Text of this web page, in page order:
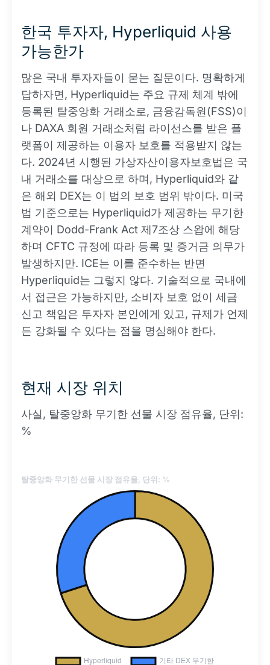
한국 투자자, Hyperliquid 사용
가능한가
많은 국내 투자자들이 묻는 질문이다. 명확하게
답하자면, Hyperliquid는 주요 규제 체계 밖에
등록된 탈중앙화 거래소로, 금융감독원(FSS)이
나 DAXA 회원 거래소처럼 라이선스를 받은 플
랫폼이 제공하는 이용자 보호를 적용받지 않는
다. 2024년 시행된 가상자산이용자보호법은 국
내 거래소를 대상으로 하며, Hyperliquid와 같
은 해외 DEX는 이 법의 보호 범위 밖이다. 미국
법 기준으로는 Hyperliquid가 제공하는 무기한
계약이 Dodd-Frank Act 제7조상 스왑에 해당
하며 CFTC 규정에 따라 등록 및 증거금 의무가
발생하지만. ICE는 이를 준수하는 반면
Hyperliquid는 그렇지 않다. 기술적으로 국내에
서 접근은 가능하지만, 소비자 보호 없이 세금
신고 책임은 투자자 본인에게 있고, 규제가 언제
든 강화될 수 있다는 점을 명심해야 한다.
현재 시장 위치
사실, 탈중앙화 무기한 선물 시장 점유율, 단위:
%
탈중앙화 무기한 선물 시장 점유율, 단위: %